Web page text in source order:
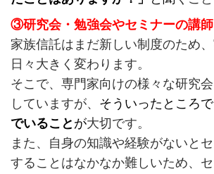
③研究会・勉強会やセミナーの講
家族信託はまだ新しい制度のため
日々大きく変わります。
そこで、専門家向けの様々な研究
していますが、 そういったところで
でいること が大切です。
また、自身の知識や経験がないと
することはなかなか難しいため、